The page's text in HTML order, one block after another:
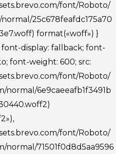
font/Roboto/
25c678feafdc175a70
format(«woff») }
display: fallback; font-
font-weight: 600; src:
font/Roboto/
normal/6e9caeeafb1f3491b
font/Roboto/
normal/71501f0d8d5aa9596